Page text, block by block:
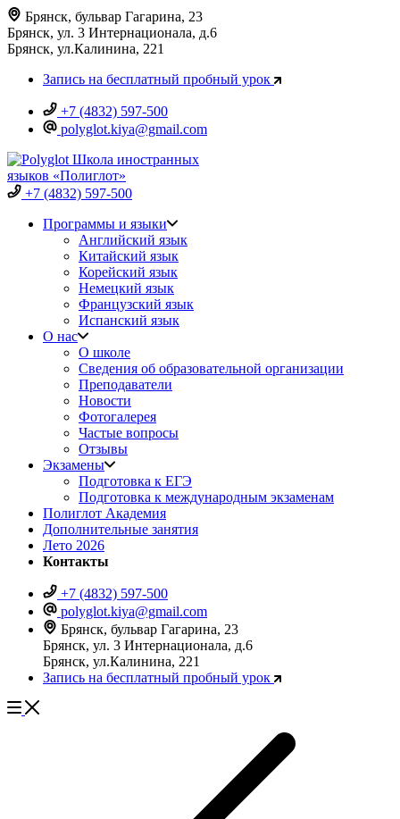
Брянск, бульвар Гагарина, 23
Брянск, ул. 3 Интернационала, д.6
Брянск, ул.Калинина, 221
Запись на бесплатный пробный урок
+7 (4832) 597-500
polyglot.kiya@gmail.com
Школа иностранных
языков «Полиглот»
+7 (4832) 597-500
Программы и языки
Английский язык
Китайский язык
Корейский язык
Немецкий язык
Французский язык
Испанский язык
О нас
О школе
Сведения об образовательной организации
Преподаватели
Новости
Фотогалерея
Частые вопросы
Отзывы
Экзамены
Подготовка к ЕГЭ
Подготовка к международным экзаменам
Полиглот Академия
Дополнительные занятия
Лето 2026
Контакты
+7 (4832) 597-500
polyglot.kiya@gmail.com
Брянск, бульвар Гагарина, 23
Брянск, ул. 3 Интернационала, д.6
Брянск, ул.Калинина, 221
Запись на бесплатный пробный урок